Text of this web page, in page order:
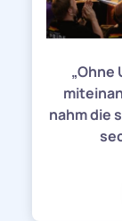
„Ohne
nahm die